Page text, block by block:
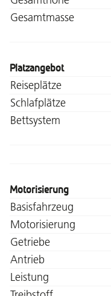
Gesamtmasse
Platzangebot
Reiseplätze
Schlafplätze
Bettsystem
Motorisierung
Basisfahrzeug
Motorisierung
Getriebe
Antrieb
Leistung